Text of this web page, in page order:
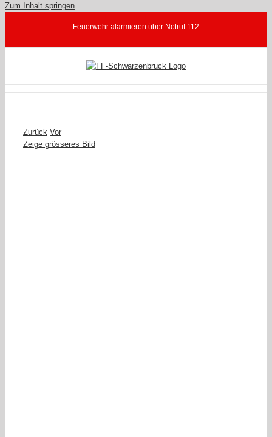
Zum Inhalt springen
Feuerwehr alarmieren über Notruf 112
Zurück Vor
Zeige grösseres Bild